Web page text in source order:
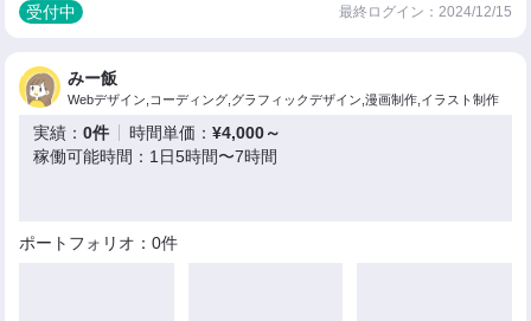
受付中 最終ログイン：2024/12/15
みー飯
Webデザイン,コーディング,グラフィックデザイン,漫画制作,イラスト制作
実績：0件 時間単価：¥4,000～
稼働可能時間：1日5時間〜7時間
ポートフォリオ：0件